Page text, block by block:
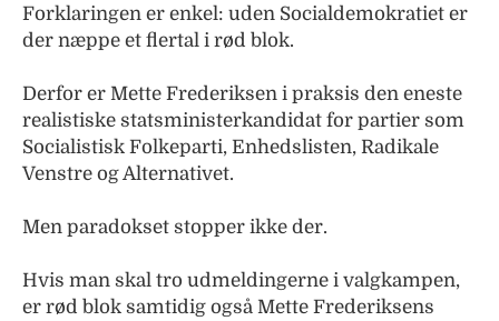
Forklaringen er enkel: uden Socialdemokratiet er
der næppe et flertal i rød blok.
Derfor er Mette Frederiksen i praksis den eneste
realistiske statsministerkandidat for partier som
Socialistisk Folkeparti, Enhedslisten, Radikale
Venstre og Alternativet.
Men paradokset stopper ikke der.
Hvis man skal tro udmeldingerne i valgkampen,
er rød blok samtidig også Mette Frederiksens